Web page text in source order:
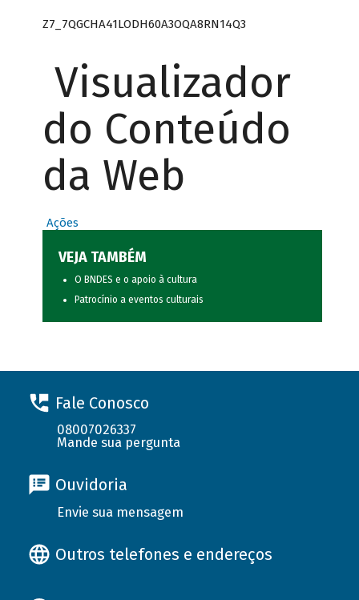
Z7_7QGCHA41LODH60A3OQA8RN14Q3
Visualizador
do Conteúdo
da Web
Ações
VEJA TAMBÉM
O BNDES e o apoio à cultura
Patrocínio a eventos culturais
Fale Conosco
08007026337
Mande sua pergunta
Ouvidoria
Envie sua mensagem
Outros telefones e endereços